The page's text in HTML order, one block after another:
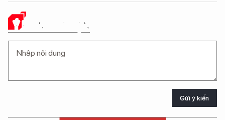
Ý KIẾN CỦA BẠN
Gửi ý kiến